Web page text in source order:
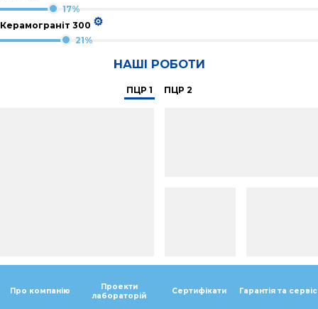
17%
Керамограніт 300 ⚙
21%
НАШІ РОБОТИ
ПЦР 1 ПЦР 2
Про компанію
Проекти
лабораторій
Сертифікати Гарантія та сервіс